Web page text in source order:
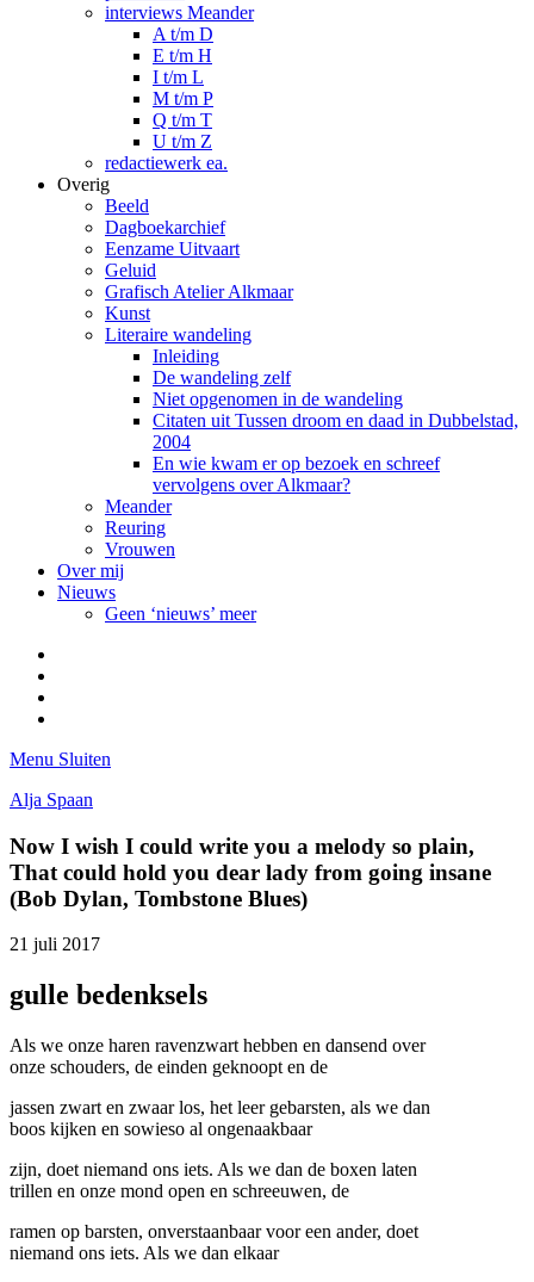
interviews Meander
A t/m D
E t/m H
I t/m L
M t/m P
Q t/m T
U t/m Z
redactiewerk ea.
Overig
Beeld
Dagboekarchief
Eenzame Uitvaart
Geluid
Grafisch Atelier Alkmaar
Kunst
Literaire wandeling
Inleiding
De wandeling zelf
Niet opgenomen in de wandeling
Citaten uit Tussen droom en daad in Dubbelstad,
2004
En wie kwam er op bezoek en schreef
vervolgens over Alkmaar?
Meander
Reuring
Vrouwen
Over mij
Nieuws
Geen ‘nieuws’ meer
Menu Sluiten
Alja Spaan
Now I wish I could write you a melody so plain,
That could hold you dear lady from going insane
(Bob Dylan, Tombstone Blues)
21 juli 2017
gulle bedenksels
Als we onze haren ravenzwart hebben en dansend over
onze schouders, de einden geknoopt en de
jassen zwart en zwaar los, het leer gebarsten, als we dan
boos kijken en sowieso al ongenaakbaar
zijn, doet niemand ons iets. Als we dan de boxen laten
trillen en onze mond open en schreeuwen, de
ramen op barsten, onverstaanbaar voor een ander, doet
niemand ons iets. Als we dan elkaar